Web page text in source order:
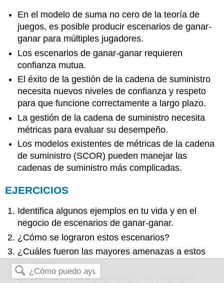
En el modelo de suma no cero de la teoría de
juegos, es posible producir escenarios de ganar-
ganar para múltiples jugadores.
Los escenarios de ganar-ganar requieren
confianza mutua.
El éxito de la gestión de la cadena de suministro
necesita nuevos niveles de confianza y respeto
para que funcione correctamente a largo plazo.
La gestión de la cadena de suministro necesita
métricas para evaluar su desempeño.
Los modelos existentes de métricas de la cadena
de suministro (SCOR) pueden manejar las
cadenas de suministro más complicadas.
EJERCICIOS
Identifica algunos ejemplos en tu vida y en el
negocio de escenarios de ganar-ganar.
¿Cómo se lograron estos escenarios?
¿Cuáles fueron las mayores amenazas a estos
escenarios?
Entrevistar a cinco propietarios de pequeñas